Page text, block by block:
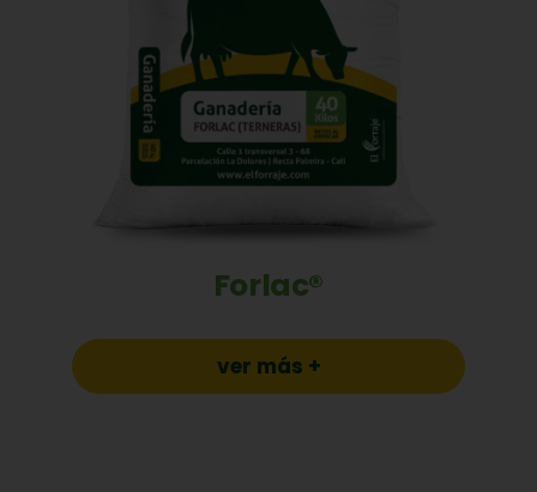
Forlac®
ver más +